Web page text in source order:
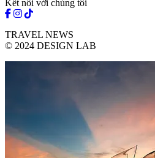
Kết nối với chúng tôi
TRAVEL NEWS
© 2024 DESIGN LAB